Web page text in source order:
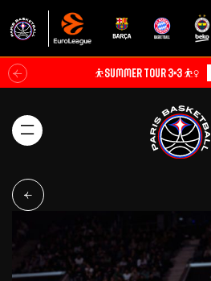
⛹️SUMMER TOUR 3×3 ⛹️‍♀️